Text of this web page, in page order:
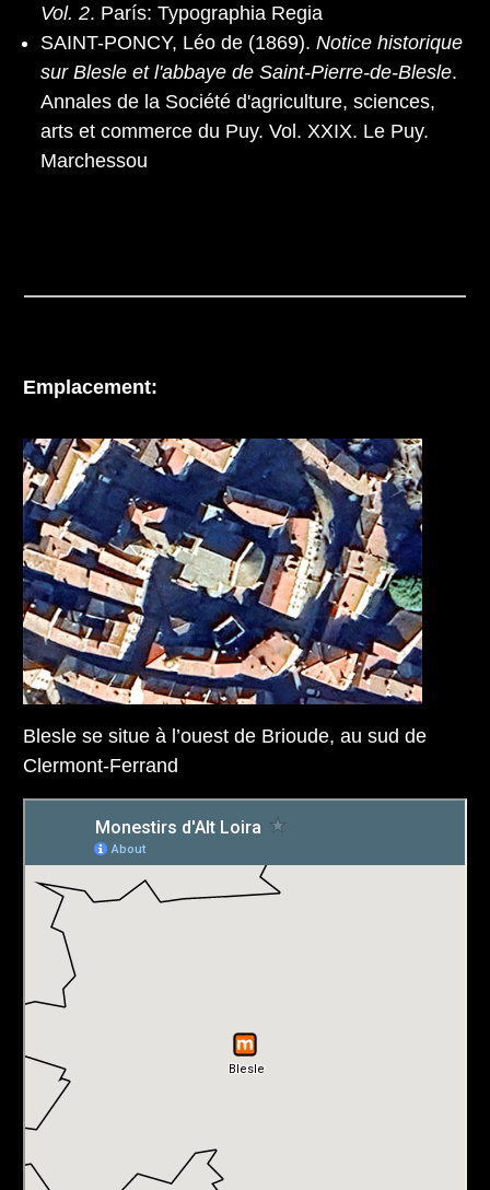
Vol. 2. París: Typographia Regia
SAINT-PONCY, Léo de (1869). Notice historique
sur Blesle et l'abbaye de Saint-Pierre-de-Blesle.
Annales de la Société d'agriculture, sciences,
arts et commerce du Puy. Vol. XXIX. Le Puy.
Marchessou
Emplacement:
Blesle se situe à l’ouest de Brioude, au sud de
Clermont-Ferrand